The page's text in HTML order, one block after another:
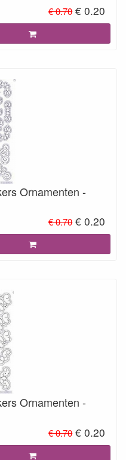
€ 0.70 € 0.20
Ornamenten -
€ 0.70 € 0.20
Ornamenten -
€ 0.70 € 0.20